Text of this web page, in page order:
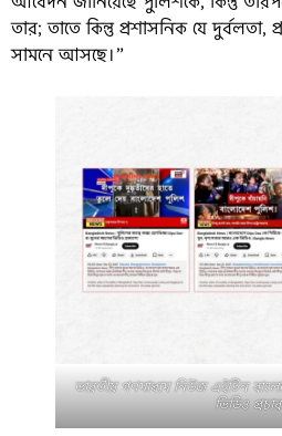
তার; তাতে কিন্তু প্রশাসনিক যে দুর্বলতা,
সামনে আসছে।”
ভারতীয় গণমাধ্যম নিউজ এইটিন
ভিডিও প্রচার